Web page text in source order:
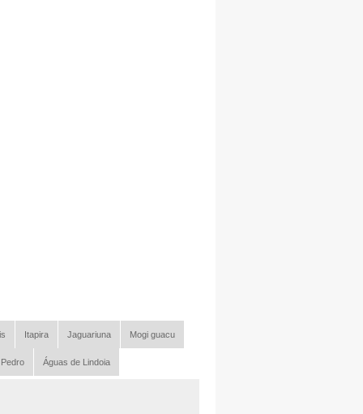
Itapira Jaguariuna Mogi guacu
Águas de Lindoia